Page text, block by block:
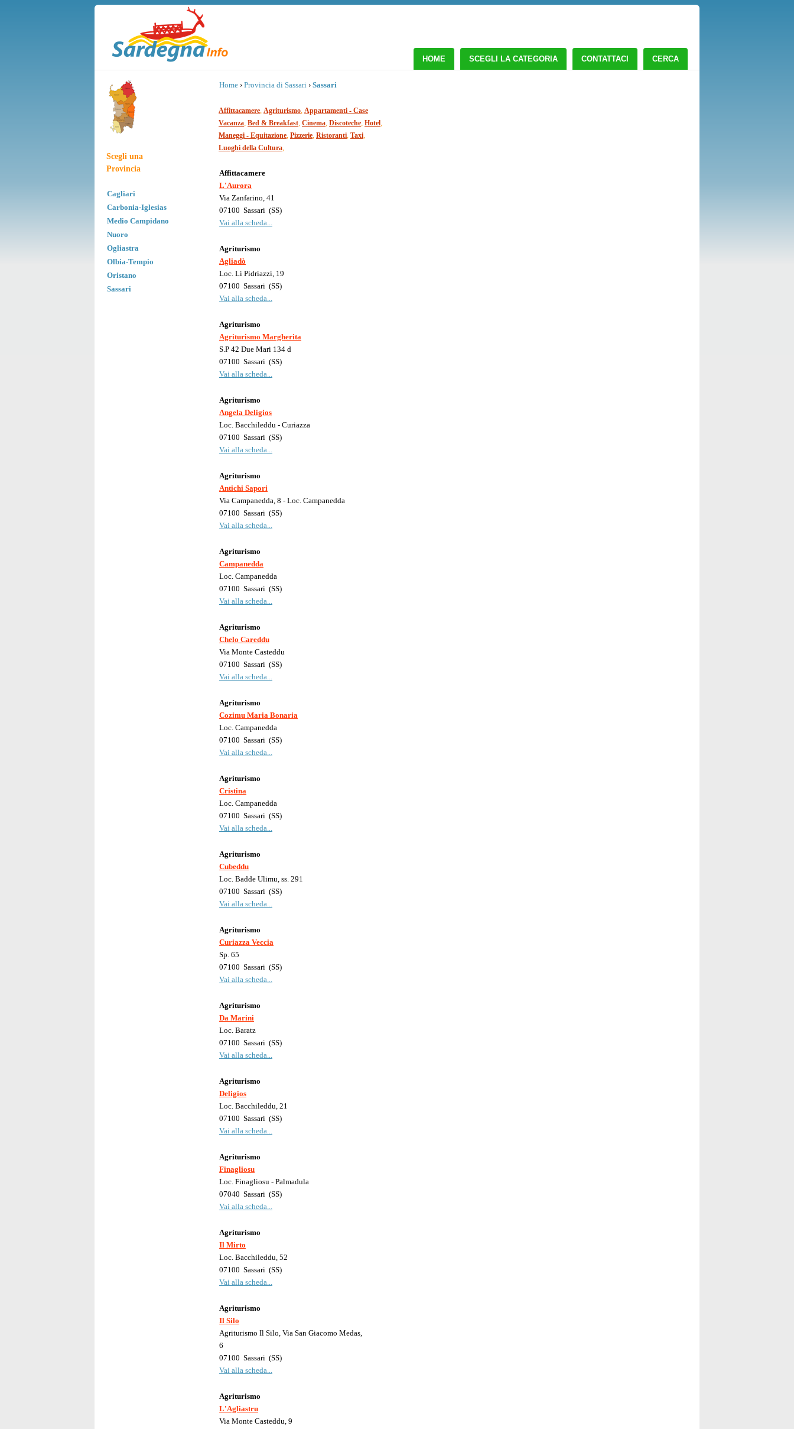
HOME SCEGLI LA CATEGORIA CONTATTACI CERCA
Scegli una
Provincia
Cagliari
Carbonia-Iglesias
Medio Campidano
Nuoro
Ogliastra
Olbia-Tempio
Oristano
Sassari
Home › Provincia di Sassari › Sassari
Affittacamere, Agriturismo, Appartamenti - Case
Vacanza, Bed & Breakfast, Cinema, Discoteche, Hotel,
Maneggi - Equitazione, Pizzerie, Ristoranti, Taxi,
Luoghi della Cultura,
Affittacamere
L'Aurora
Via Zanfarino, 41
07100 Sassari (SS)
Vai alla scheda...
Agriturismo
Agliadò
Loc. Li Pidriazzi, 19
07100 Sassari (SS)
Vai alla scheda...
Agriturismo
Agriturismo Margherita
S.P 42 Due Mari 134 d
07100 Sassari (SS)
Vai alla scheda...
Agriturismo
Angela Deligios
Loc. Bacchileddu - Curiazza
07100 Sassari (SS)
Vai alla scheda...
Agriturismo
Antichi Sapori
Via Campanedda, 8 - Loc. Campanedda
07100 Sassari (SS)
Vai alla scheda...
Agriturismo
Campanedda
Loc. Campanedda
07100 Sassari (SS)
Vai alla scheda...
Agriturismo
Chelo Careddu
Via Monte Casteddu
07100 Sassari (SS)
Vai alla scheda...
Agriturismo
Cozimu Maria Bonaria
Loc. Campanedda
07100 Sassari (SS)
Vai alla scheda...
Agriturismo
Cristina
Loc. Campanedda
07100 Sassari (SS)
Vai alla scheda...
Agriturismo
Cubeddu
Loc. Badde Ulimu, ss. 291
07100 Sassari (SS)
Vai alla scheda...
Agriturismo
Curiazza Veccia
Sp. 65
07100 Sassari (SS)
Vai alla scheda...
Agriturismo
Da Marini
Loc. Baratz
07100 Sassari (SS)
Vai alla scheda...
Agriturismo
Deligios
Loc. Bacchileddu, 21
07100 Sassari (SS)
Vai alla scheda...
Agriturismo
Finagliosu
Loc. Finagliosu - Palmadula
07040 Sassari (SS)
Vai alla scheda...
Agriturismo
Il Mirto
Loc. Bacchileddu, 52
07100 Sassari (SS)
Vai alla scheda...
Agriturismo
Il Silo
Agriturismo Il Silo, Via San Giacomo Medas,
6
07100 Sassari (SS)
Vai alla scheda...
Agriturismo
L'Agliastru
Via Monte Casteddu, 9